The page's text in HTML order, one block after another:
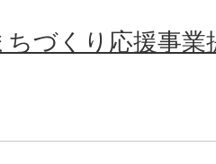
ちづくり応援事業